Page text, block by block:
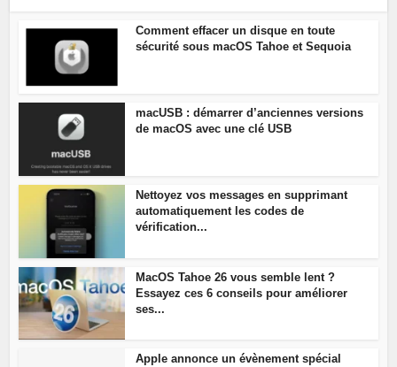
Comment effacer un disque en toute
sécurité sous macOS Tahoe et Sequoia
macUSB : démarrer d’anciennes versions
de macOS avec une clé USB
Nettoyez vos messages en supprimant
automatiquement les codes de
vérification...
MacOS Tahoe 26 vous semble lent ?
Essayez ces 6 conseils pour améliorer
ses...
Apple annonce un évènement spécial